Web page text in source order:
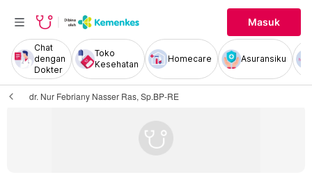
Masuk
Chat
dengan
Dokter
Toko
Kesehatan
Homecare Asuransiku
dr. Nur Febriany Nasser Ras, Sp.BP-RE